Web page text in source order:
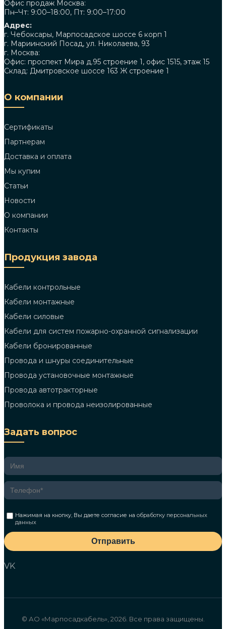
Офис продаж Москва:
Пн–Чт: 9:00–18:00, Пт: 9:00–17:00
Адрес:
г. Чебоксары, Марпосадское шоссе 6 корп 1
г. Мариинский Посад, ул. Николаева, 93
г. Москва:
Офис: проспект Мира д.95 строение 1, офис 1515, этаж 15
Склад: Дмитровское шоссе 163 Ж строение 1
О компании
Сертификаты
Партнерам
Доставка и оплата
Мы купим
Статьи
Новости
О компании
Контакты
Продукция завода
Кабели контрольные
Кабели монтажные
Кабели силовые
Кабели для систем пожарно-охранной сигнализации
Кабели бронированные
Провода и шнуры соединительные
Провода установочные монтажные
Провода автотракторные
Проволока и провода неизолированные
Задать вопрос
Нажимая на кнопку, Вы даете согласие наобработку персональных
данных
Отправить
VK
© АО «Марпосадкабель», 2026. Все права защищены.